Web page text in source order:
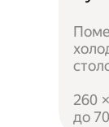
260
до